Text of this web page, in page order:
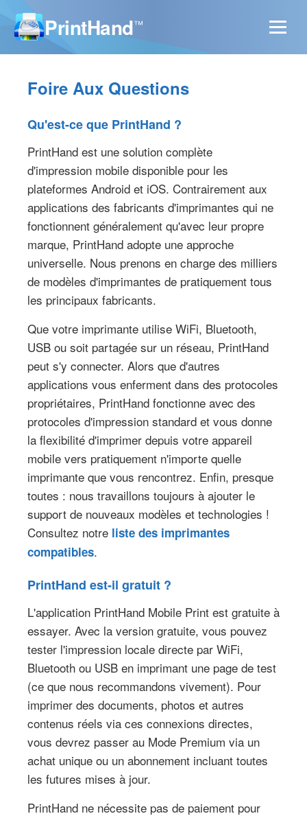
PrintHand™
Foire Aux Questions
Qu'est-ce que PrintHand ?
PrintHand est une solution complète
d'impression mobile disponible pour les
plateformes Android et iOS. Contrairement aux
applications des fabricants d'imprimantes qui ne
fonctionnent généralement qu'avec leur propre
marque, PrintHand adopte une approche
universelle. Nous prenons en charge des milliers
de modèles d'imprimantes de pratiquement tous
les principaux fabricants.
Que votre imprimante utilise WiFi, Bluetooth,
USB ou soit partagée sur un réseau, PrintHand
peut s'y connecter. Alors que d'autres
applications vous enferment dans des protocoles
propriétaires, PrintHand fonctionne avec des
protocoles d'impression standard et vous donne
la flexibilité d'imprimer depuis votre appareil
mobile vers pratiquement n'importe quelle
imprimante que vous rencontrez. Enfin, presque
toutes : nous travaillons toujours à ajouter le
support de nouveaux modèles et technologies !
Consultez notre liste des imprimantes
compatibles.
PrintHand est-il gratuit ?
L'application PrintHand Mobile Print est gratuite à
essayer. Avec la version gratuite, vous pouvez
tester l'impression locale directe par WiFi,
Bluetooth ou USB en imprimant une page de test
(ce que nous recommandons vivement). Pour
imprimer des documents, photos et autres
contenus réels via ces connexions directes,
vous devrez passer au Mode Premium via un
achat unique ou un abonnement incluant toutes
les futures mises à jour.
PrintHand ne nécessite pas de paiement pour